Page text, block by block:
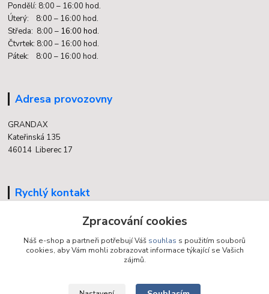
Pondělí: 8:00 – 16:00 hod.
Úterý: 8:00 – 16:00 hod.
Středa: 8:00 – 16:00 hod.
Čtvrtek: 8:00 – 16:00 hod.
Pátek: 8:00 – 16:00 hod.
Adresa provozovny
GRANDAX
Kateřinská 135
46014 Liberec 17
Rychlý kontakt
info@grandax.cz
Zpracování cookies
Náš e-shop a partneři potřebují Váš souhlas s použitím souborů
cookies, aby Vám mohli zobrazovat informace týkající se Vašich
zájmů.